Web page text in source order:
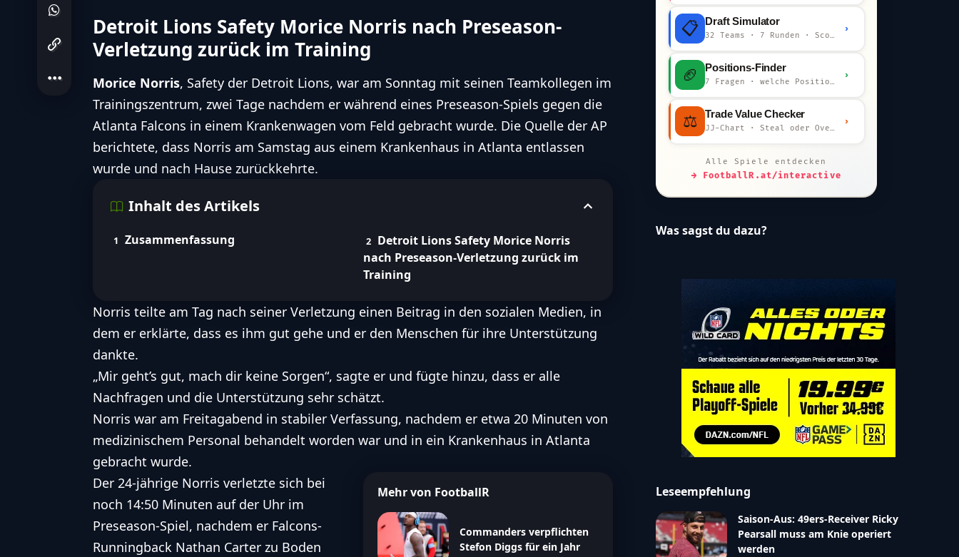
FolgeLions
Lies den Artikel um noch mehr über folgende Themen zu erfahren:
Details zum Verletzungsereignis und den ersten Hilfemaßnahmen
Norris' Reaktionen und seine Rückkehr zum Team
FootballR AI Services für barrierefreien Zugang zu den wichtigsten Football Inhalten mit Hilfe von KI.
Detroit Lions Safety Morice Norris nach Preseason-
Verletzung zurück im Training
Morice Norris, Safety der Detroit Lions, war am Sonntag mit seinen Teamkollegen im
Trainingszentrum, zwei Tage nachdem er während eines Preseason-Spiels gegen die
Atlanta Falcons in einem Krankenwagen vom Feld gebracht wurde. Die Quelle der AP
berichtete, dass Norris am Samstag aus einem Krankenhaus in Atlanta entlassen
wurde und nach Hause zurückkehrte.
Inhalt des Artikels
Zusammenfassung
Detroit Lions Safety Morice Norris
nach Preseason-Verletzung zurück im
Training
Norris teilte am Tag nach seiner Verletzung einen Beitrag in den sozialen Medien, in
dem er erklärte, dass es ihm gut gehe und er den Menschen für ihre Unterstützung
dankte.
„Mir geht’s gut, mach dir keine Sorgen“, sagte er und fügte hinzu, dass er alle
Nachfragen und die Unterstützung sehr schätzt.
Norris war am Freitagabend in stabiler Verfassung, nachdem er etwa 20 Minuten von
medizinischem Personal behandelt worden war und in ein Krankenhaus in Atlanta
gebracht wurde.
Mehr von FootballR
Commanders verpflichten
Stefon Diggs für ein Jahr
Der 24-jährige Norris verletzte sich bei
noch 14:50 Minuten auf der Uhr im
Preseason-Spiel, nachdem er Falcons-
Runningback Nathan Carter zu Boden
📋 Draft Simulator
32 Teams · 7 Runden · Scout-Kommentar
›
🏈 Positions-Finder
7 Fragen · welche Position bist du?
›
⚖️ Trade Value Checker
JJ-Chart · Steal oder Overpay?
›
Alle Spiele entdecken
→ FootballR.at/interactive
Was sagst du dazu?
Leseempfehlung
Saison-Aus: 49ers-Receiver Ricky
Pearsall muss am Knie operiert
werden